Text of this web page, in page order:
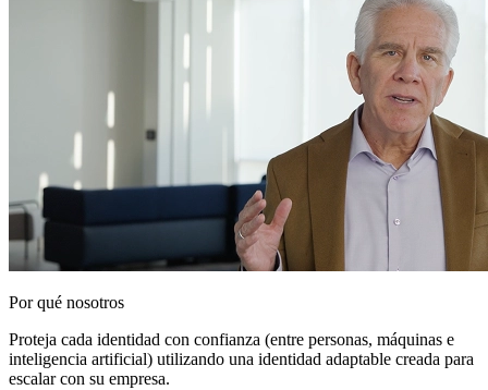
Por qué nosotros
Proteja cada identidad con confianza (entre personas, máquinas e
inteligencia artificial) utilizando una identidad adaptable creada para
escalar con su empresa.